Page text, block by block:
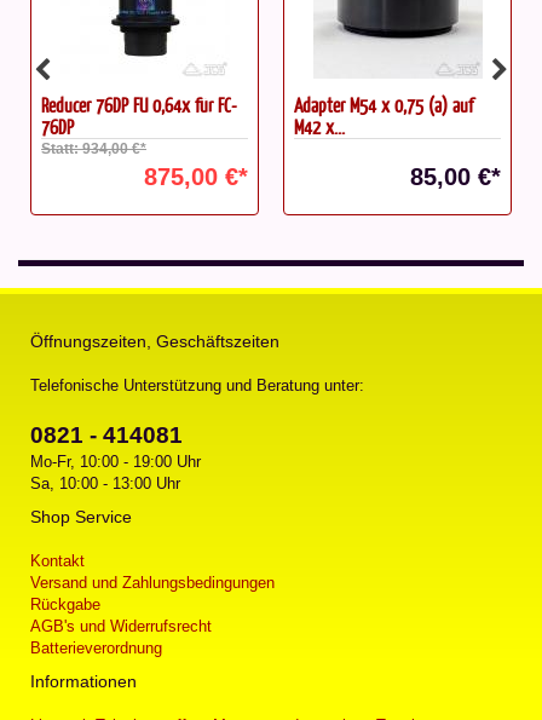
Reducer 76DP FU 0,64x für FC-
76DP
Statt: 934,00 €*
875,00 €*
Adapter M54 x 0,75 (a) auf
M42 x...
85,00 €*
Öffnungszeiten, Geschäftszeiten
Telefonische Unterstützung und Beratung unter:
0821 - 414081
Mo-Fr, 10:00 - 19:00 Uhr
Sa, 10:00 - 13:00 Uhr
Shop Service
Kontakt
Versand und Zahlungsbedingungen
Rückgabe
AGB's und Widerrufsrecht
Batterieverordnung
Informationen